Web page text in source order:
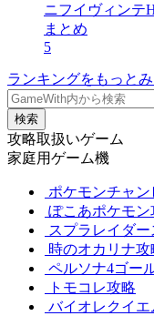
ニフイヴィンテ
まとめ
5
ランキングをもっと
検索
攻略取扱いゲーム
家庭用ゲーム機
ポケモンチャ
ぽこあポケモン
スプラレイダー
時のオカリナ攻
ペルソナ4ゴー
トモコレ攻略
バイオレクイエ